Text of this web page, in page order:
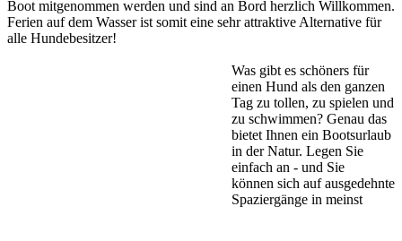
Boot mitgenommen werden und sind an Bord herzlich Willkommen.
Ferien auf dem Wasser ist somit eine sehr attraktive Alternative für
alle Hundebesitzer!
Was gibt es schöners für
einen Hund als den ganzen
Tag zu tollen, zu spielen und
zu schwimmen? Genau das
bietet Ihnen ein Bootsurlaub
in der Natur. Legen Sie
einfach an - und Sie
können sich auf ausgedehnte
Spaziergänge in meinst